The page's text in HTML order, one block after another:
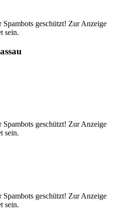
geschützt! Zur Anzeige
sein.
geschützt! Zur Anzeige
sein.
geschützt! Zur Anzeige
sein.